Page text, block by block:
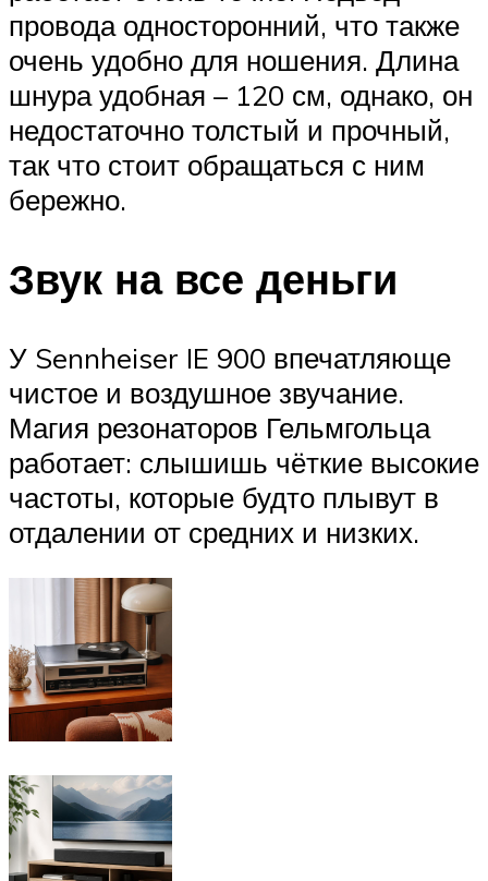
провода односторонний, что также
очень удобно для ношения. Длина
шнура удобная – 120 см, однако, он
недостаточно толстый и прочный,
так что стоит обращаться с ним
бережно.
Звук на все деньги
У Sennheiser IE 900 впечатляюще
чистое и воздушное звучание.
Магия резонаторов Гельмгольца
работает: слышишь чёткие высокие
частоты, которые будто плывут в
отдалении от средних и низких.